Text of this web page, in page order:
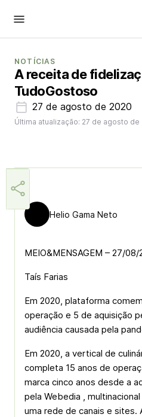
NOTÍCIAS
A receita de
TudoGostoso
27 de agosto de 2020
Última atualização: 27 de agosto de
Helio Gama Neto
MEIO&MENSAGEM – 27/08/
Taís Farias
Em 2020, plataforma
operação e 5 de aquisição
audiência causada pela
Em 2020, a vertical de
completa 15 anos de
marca cinco anos desde a
pela Webedia ,
uma rede de canais e sites.